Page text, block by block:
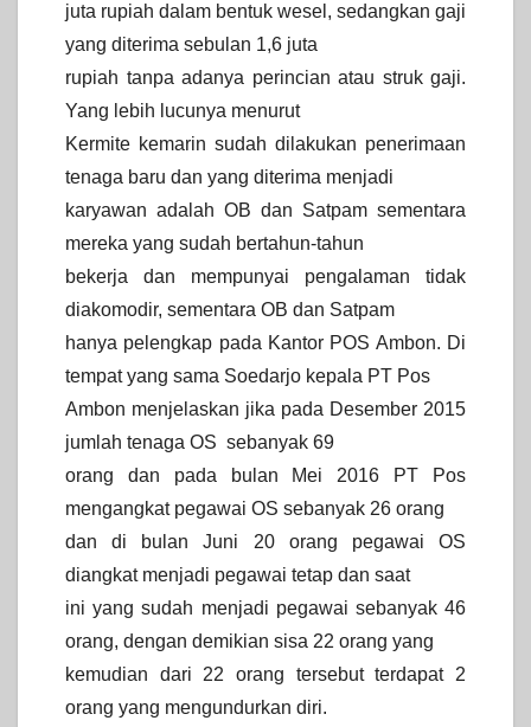
juta rupiah dalam bentuk wesel, sedangkan gaji
yang diterima sebulan 1,6 juta
rupiah tanpa adanya perincian atau struk gaji.
Yang lebih lucunya menurut
Kermite kemarin sudah dilakukan penerimaan
tenaga baru dan yang diterima menjadi
karyawan adalah OB dan Satpam sementara
mereka yang sudah bertahun-tahun
bekerja dan mempunyai pengalaman tidak
diakomodir, sementara OB dan Satpam
hanya pelengkap pada Kantor POS Ambon. Di
tempat yang sama Soedarjo kepala PT Pos
Ambon menjelaskan jika pada Desember 2015
jumlah tenaga OS sebanyak 69
orang dan pada bulan Mei 2016 PT Pos
mengangkat pegawai OS sebanyak 26 orang
dan di bulan Juni 20 orang pegawai OS
diangkat menjadi pegawai tetap dan saat
ini yang sudah menjadi pegawai sebanyak 46
orang, dengan demikian sisa 22 orang yang
kemudian dari 22 orang tersebut terdapat 2
orang yang mengundurkan diri.